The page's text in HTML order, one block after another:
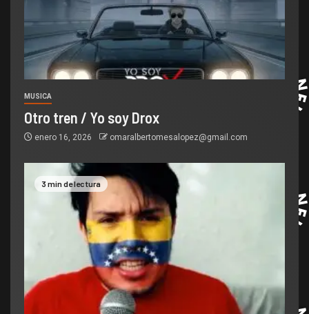
MUSICA
Otro tren / Yo soy Drox
enero 16, 2026 omaralbertomesalopez@gmail.com
3 min de lectura